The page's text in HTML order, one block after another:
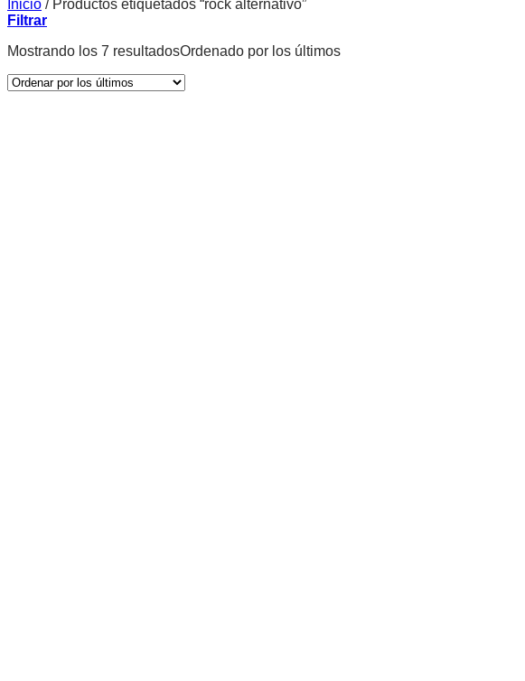
Inicio /Productos etiquetados “rock alternativo”
Filtrar
Mostrando los 7 resultadosOrdenado por los últimos